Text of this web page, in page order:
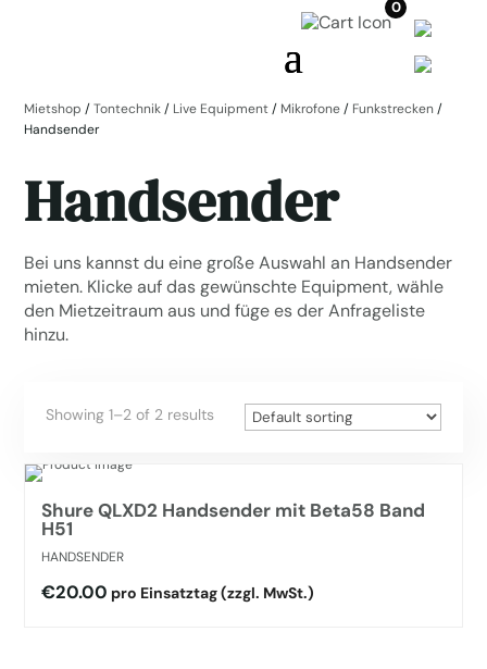
0
Mietshop /Tontechnik/ Live Equipment/ Mikrofone/ Funkstrecken/
Handsender
Handsender
Bei uns kannst du eine große Auswahl an Handsender
mieten. Klicke auf das gewünschte Equipment, wähle
den Mietzeitraum aus und füge es der Anfrageliste
hinzu.
Showing 1–2 of 2 results
Shure QLXD2 Handsender mit Beta58 Band
H51
HANDSENDER
€20.00 pro Einsatztag(zzgl. MwSt.)